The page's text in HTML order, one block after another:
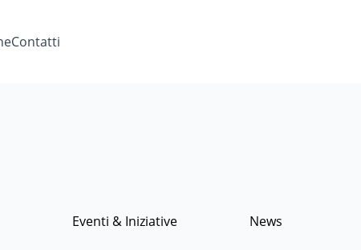
Contatti
Eventi & Iniziative News